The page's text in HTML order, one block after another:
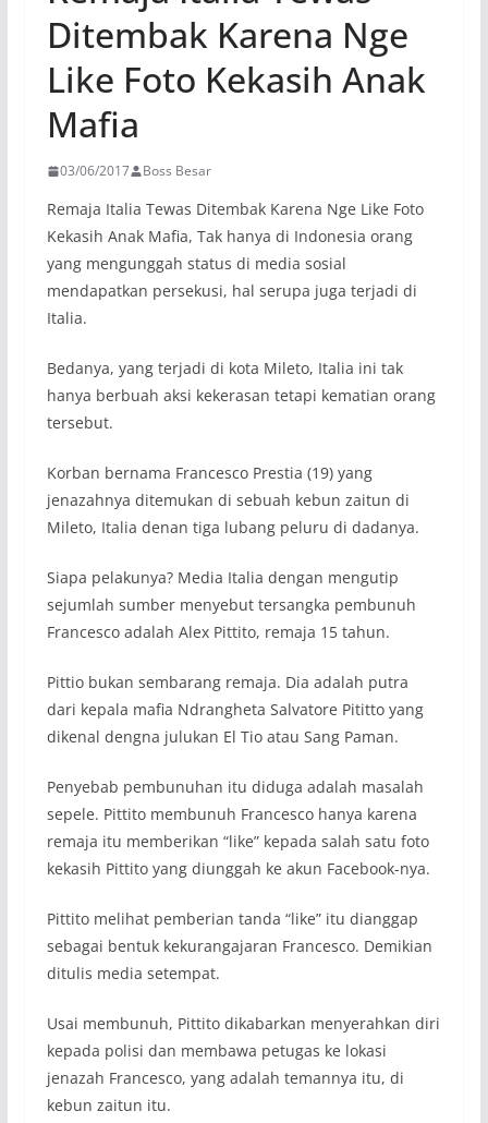
Ditembak Karena Nge
Like Foto Kekasih Anak
Mafia
03/06/2017 Boss Besar
Remaja Italia Tewas Ditembak Karena Nge Like Foto
Kekasih Anak Mafia, Tak hanya di Indonesia orang
yang mengunggah status di media sosial
mendapatkan persekusi, hal serupa juga terjadi di
Italia.
Bedanya, yang terjadi di kota Mileto, Italia ini tak
hanya berbuah aksi kekerasan tetapi kematian orang
tersebut.
Korban bernama Francesco Prestia (19) yang
jenazahnya ditemukan di sebuah kebun zaitun di
Mileto, Italia denan tiga lubang peluru di dadanya.
Siapa pelakunya? Media Italia dengan mengutip
sejumlah sumber menyebut tersangka pembunuh
Francesco adalah Alex Pittito, remaja 15 tahun.
Pittio bukan sembarang remaja. Dia adalah putra
dari kepala mafia Ndrangheta Salvatore Pititto yang
dikenal dengna julukan El Tio atau Sang Paman.
Penyebab pembunuhan itu diduga adalah masalah
sepele. Pittito membunuh Francesco hanya karena
remaja itu memberikan “like” kepada salah satu foto
kekasih Pittito yang diunggah ke akun Facebook-nya.
Pittito melihat pemberian tanda “like” itu dianggap
sebagai bentuk kekurangajaran Francesco. Demikian
ditulis media setempat.
Usai membunuh, Pittito dikabarkan menyerahkan diri
kepada polisi dan membawa petugas ke lokasi
jenazah Francesco, yang adalah temannya itu, di
kebun zaitun itu.